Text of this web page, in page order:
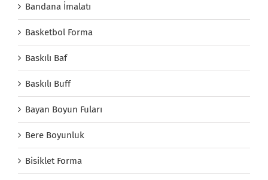
Bandana İmalatı
Basketbol Forma
Baskılı Baf
Baskılı Buff
Bayan Boyun Fuları
Bere Boyunluk
Bisiklet Forma